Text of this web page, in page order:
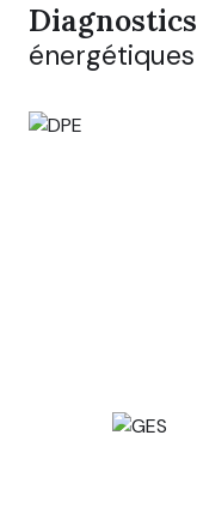
Diagnostics
énergétiques